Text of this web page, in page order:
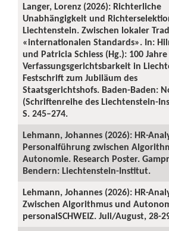
Langer, Lorenz (2026): Richterliche
Unabhängigkeit und
Liechtenstein. Zwischen lokaler
«internationalen Standards». In:
und Patricia Schiess (Hg.): 100 Jahre
Verfassungsgerichtsbarkeit in
Festschrift zum Jubiläum des
Staatsgerichtshofs. Baden-Baden:
(Schriftenreihe des Liechtenstein-
S. 245–274.
Lehmann, Johannes (2026): HR-
Personalführung zwischen
Autonomie. Research Poster.
Bendern: Liechtenstein-Institut.
Lehmann, Johannes (2026): HR-
Zwischen Algorithmus und
personalSCHWEIZ. Juli/August, 28-